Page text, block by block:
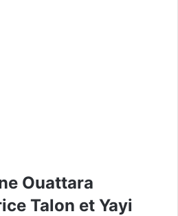
Ouattara
Talon et Yayi